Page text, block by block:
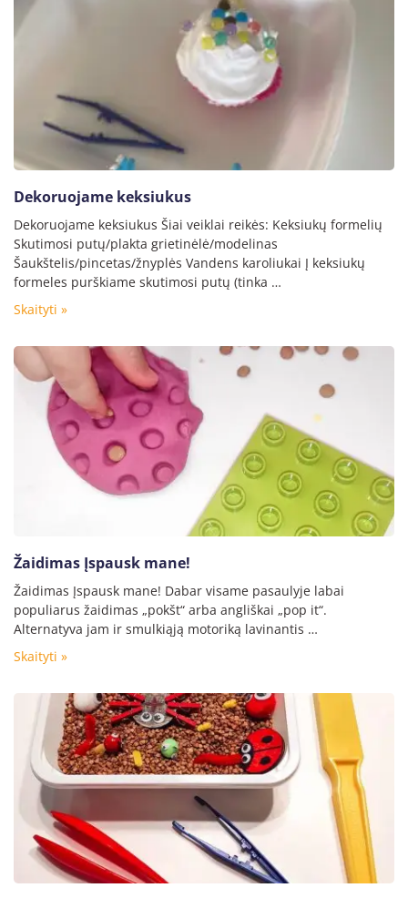
Dekoruojame keksiukus
Dekoruojame keksiukus Šiai veiklai reikės: Keksiukų formelių
Skutimosi putų/plakta grietinėlė/modelinas
Šaukštelis/pincetas/žnyplės Vandens karoliukai Į keksiukų
formeles purškiame skutimosi putų (tinka …
Skaityti »
Žaidimas Įspausk mane!
Žaidimas Įspausk mane! Dabar visame pasaulyje labai
populiarus žaidimas „pokšt“ arba angliškai „pop it“.
Alternatyva jam ir smulkiąją motoriką lavinantis …
Skaityti »